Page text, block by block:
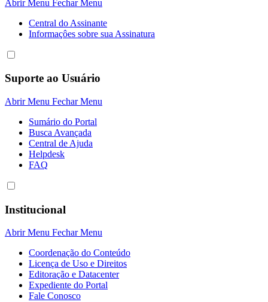
Abrir Menu Fechar Menu
Central do Assinante
Informaçôes sobre sua Assinatura
Suporte ao Usuário
Abrir Menu Fechar Menu
Sumário do Portal
Busca Avançada
Central de Ajuda
Helpdesk
FAQ
Institucional
Abrir Menu Fechar Menu
Coordenação do Conteúdo
Licença de Uso e Direitos
Editoração e Datacenter
Expediente do Portal
Fale Conosco